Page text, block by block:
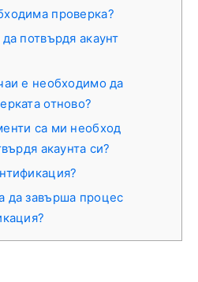
проверка?
потвърдя акаунт
е необходимо да
отново?
са ми необход
акаунта си?
да завърша процес